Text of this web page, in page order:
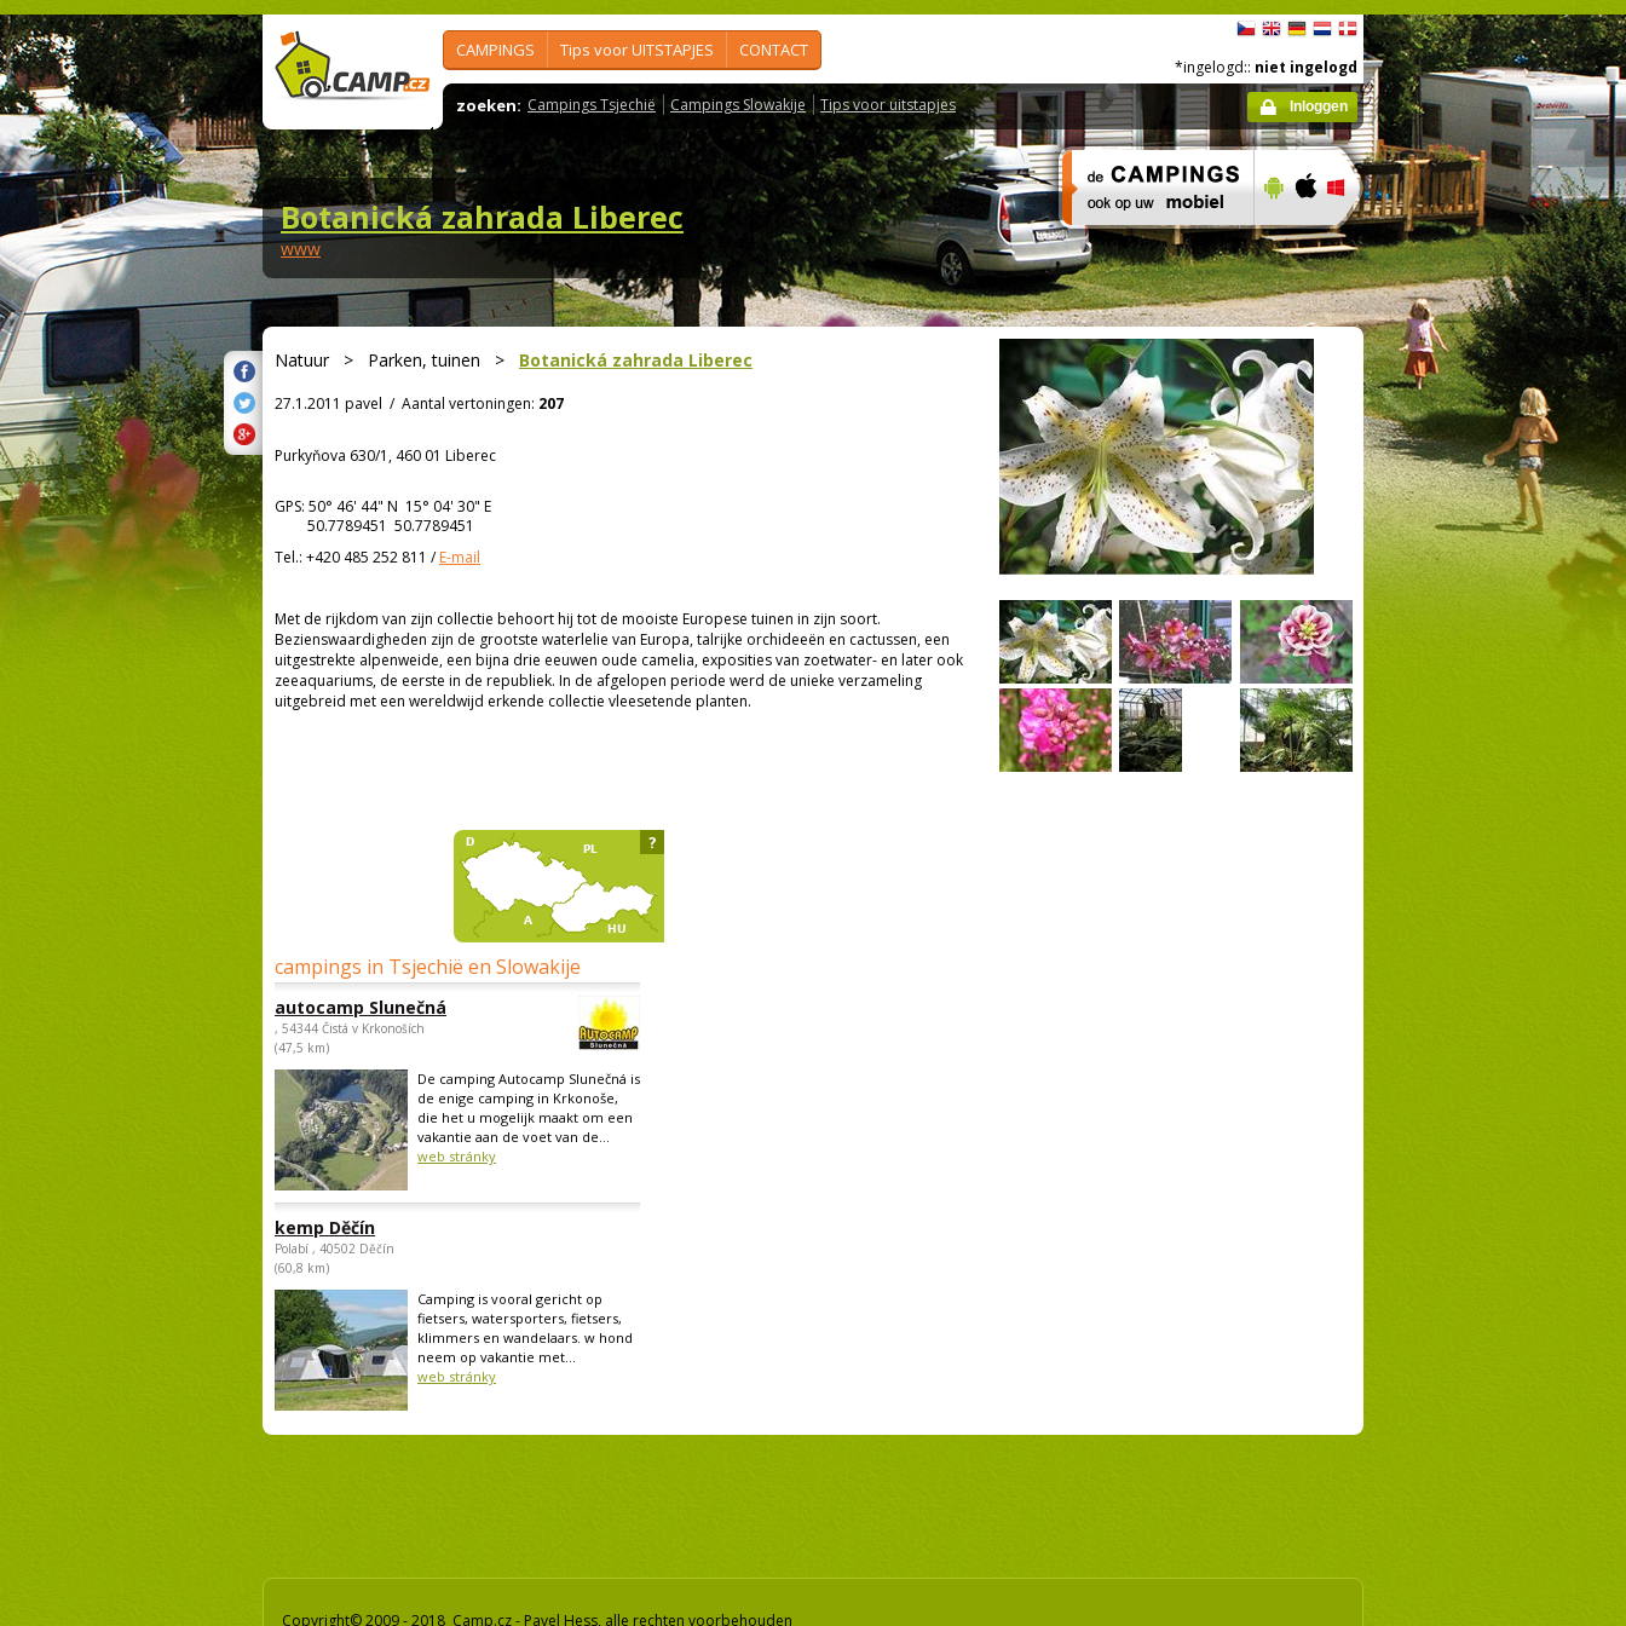
CAMPINGS Tips voor UITSTAPJES CONTACT
zoeken: Campings Tsjechië Campings Slowakije Tips voor uitstapjes
*ingelogd:: niet ingelogd
Inloggen
Botanická zahrada Liberec
www
Natuur> Parken, tuinen > Botanická zahrada Liberec
27.1.2011 pavel / Aantal vertoningen: 207
Purkyňova 630/1, 460 01 Liberec
GPS: 50° 46' 44" N 15° 04' 30" E
50.7789451 50.7789451
Tel.: +420 485 252 811 /E-mail
Met de rijkdom van zijn collectie behoort hij tot de mooiste Europese tuinen in zijn soort.
Bezienswaardigheden zijn de grootste waterlelie van Europa, talrijke orchideeën en cactussen, een
uitgestrekte alpenweide, een bijna drie eeuwen oude camelia, exposities van zoetwater- en later ook
zeeaquariums, de eerste in de republiek. In de afgelopen periode werd de unieke verzameling
uitgebreid met een wereldwijd erkende collectie vleesetende planten.
campings in Tsjechië en Slowakije
autocamp Slunečná
, 54344 Čistá v Krkonoších
(47,5 km)
De camping Autocamp Slunečná is
de enige camping in Krkonoše,
die het u mogelijk maakt om een
vakantie aan de voet van de...
web stránky
kemp Děčín
Polabí , 40502 Děčín
(60,8 km)
Camping is vooral gericht op
fietsers, watersporters, fietsers,
klimmers en wandelaars. w hond
neem op vakantie met...
web stránky
?
Copyright© 2009 - 2018 Camp.cz - Pavel Hess, alle rechten voorbehouden